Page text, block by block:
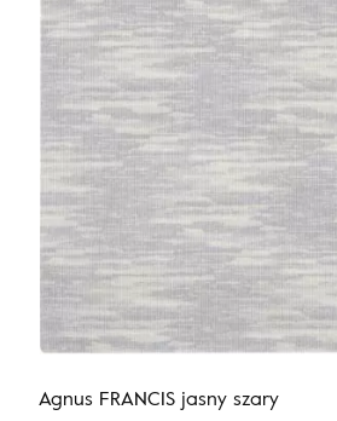
Agnus FRANCIS jasny szary